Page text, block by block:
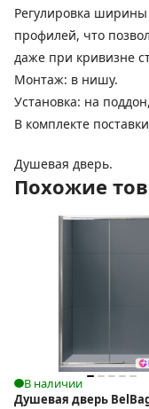
Регулировка ширины
профилей, что
даже при кривизне
Монтаж: в нишу.
Установка: на
В комплекте
Душевая дверь.
Похожие
В наличии
Душевая дверь